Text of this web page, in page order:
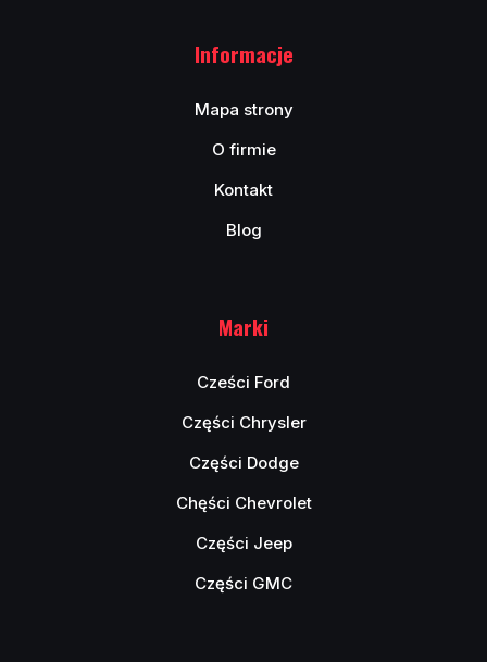
Informacje
Mapa strony
O firmie
Kontakt
Blog
Marki
Cześci Ford
Części Chrysler
Części Dodge
Chęści Chevrolet
Części Jeep
Części GMC